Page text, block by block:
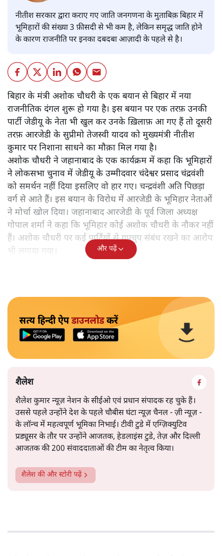
नीतीश सरकार द्वारा कराए गए जाति जनगणना के मुताबिक़ बिहार में
भूमिहारों की संख्या 3 फ़ीसदी से भी कम है, लेकिन समृद्ध जाति होने
के कारण राजनीति पर इनका दबदबा आज़ादी के पहले से है।
बिहार के मंत्री अशोक चौधरी के एक बयान से बिहार में नया
राजनीतिक दंगल शुरू हो गया है। इस बयान पर एक तरफ़ उनकी
पार्टी जेडीयू के नेता भी खुल कर उनके ख़िलाफ़ आ गए हैं तो दूसरी
तरफ़ आरजेडी के सुप्रीमो तेजस्वी यादव को मुख्यमंत्री नीतीश
कुमार पर निशाना साधने का मौक़ा मिल गया है।
अशोक चौधरी ने जहानाबाद के एक कार्यक्रम में कहा कि भूमिहारों
ने लोकसभा चुनाव में जेडीयू के उम्मीदवार चंदेश्वर प्रसाद चंद्रवंशी
को समर्थन नहीं दिया इसलिए वो हार गए। चन्द्रवंशी अति पिछड़ा
वर्ग से आते हैं। इस बयान के विरोध में आरजेडी के भूमिहार नेताओं
ने मोर्चा खोल दिया। जहानाबाद आरजेडी के पूर्व जिला अध्यक्ष
गोपाल शर्मा ने कहा कि भूमिहार कोई अशोक चौधरी के नौकर नहीं
हैं। अशोक चौधरी पर कई पार्टियों से गुपचुप संबंध रखने का आरोप
भी लगाया गया।
और पढ़ें
सत्य हिन्दी ऐपडाउनलोडकरें
शैलेश
शैलेश कुमार न्यूज़ नेशन के सीईओ एवं प्रधान संपादक रह चुके हैं।
उससे पहले उन्होंने देश के पहले चौबीस घंटा न्यूज़ चैनल - ज़ी न्यूज़ -
के लॉन्च में महत्वपूर्ण भूमिका निभाई। टीवी टुडे में एग्ज़िक्युटिव
प्रड्यूसर के तौर पर उन्होंने आजतक, हेडलाइंस टुडे, तेज़ और दिल्ली
आजतक की 200 संवाददाताओं की टीम का नेतृत्व किया।
शैलेश की और स्टोरी पढ़ें